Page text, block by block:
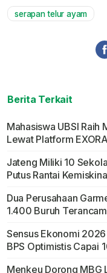
serapan telur ayam
Berita Terkait
Mahasiswa UBSI
Lewat Platform EXORA
Jateng Miliki 10
Putus Rantai
Dua Perusahaan
1.400 Buruh
Sensus Ekonomi
BPS Optimistis Capai
Menkeu Dorong MBG